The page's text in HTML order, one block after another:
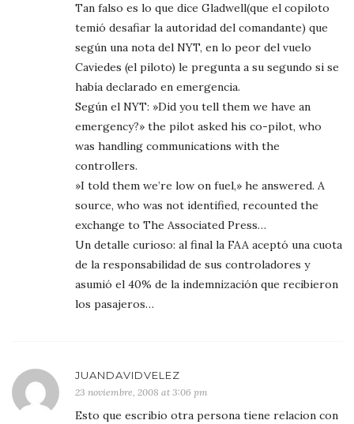
Tan falso es lo que dice Gladwell(que el copiloto
temió desafiar la autoridad del comandante) que
según una nota del NYT, en lo peor del vuelo
Caviedes (el piloto) le pregunta a su segundo si se
había declarado en emergencia.
Según el NYT: »Did you tell them we have an
emergency?» the pilot asked his co-pilot, who
was handling communications with the
controllers.
»I told them we’re low on fuel,» he answered. A
source, who was not identified, recounted the
exchange to The Associated Press…
Un detalle curioso: al final la FAA aceptó una cuota
de la responsabilidad de sus controladores y
asumió el 40% de la indemnización que recibieron
los pasajeros…
JUANDAVIDVELEZ
23 noviembre, 2008 at 3:06 pm
Esto que escribio otra persona tiene relacion con